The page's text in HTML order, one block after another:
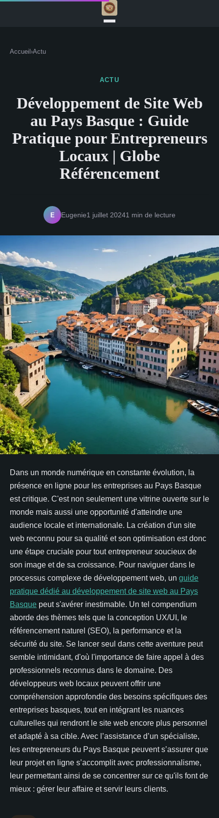
Accueil ›Actu
ACTU
Développement de Site Web
au Pays Basque : Guide
Pratique pour Entrepreneurs
Locaux | Globe
Référencement
E Eugenie1 juillet 20241 min de lecture
Dans un monde numérique en constante évolution, la
présence en ligne pour les entreprises au Pays Basque
est critique. C'est non seulement une vitrine ouverte sur le
monde mais aussi une opportunité d'atteindre une
audience locale et internationale. La création d'un site
web reconnu pour sa qualité et son optimisation est donc
une étape cruciale pour tout entrepreneur soucieux de
son image et de sa croissance. Pour naviguer dans le
processus complexe de développement web, un guide
pratique dédié au développement de site web au Pays
Basque peut s'avérer inestimable. Un tel compendium
aborde des thèmes tels que la conception UX/UI, le
référencement naturel (SEO), la performance et la
sécurité du site. Se lancer seul dans cette aventure peut
semble intimidant, d'où l'importance de faire appel à des
professionnels reconnus dans le domaine. Des
développeurs web locaux peuvent offrir une
compréhension approfondie des besoins spécifiques des
entreprises basques, tout en intégrant les nuances
culturelles qui rendront le site web encore plus personnel
et adapté à sa cible. Avec l’assistance d’un spécialiste,
les entrepreneurs du Pays Basque peuvent s’assurer que
leur projet en ligne s’accomplit avec professionnalisme,
leur permettant ainsi de se concentrer sur ce qu'ils font de
mieux : gérer leur affaire et servir leurs clients.